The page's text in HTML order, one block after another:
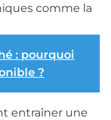
comme la
: pourquoi
?
entraîner une